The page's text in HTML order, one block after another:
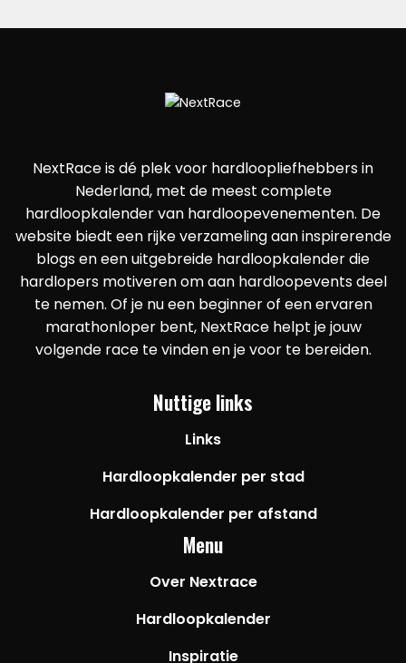
NextRace is dé plek voor hardloopliefhebbers in
Nederland, met de meest complete
hardloopkalender van hardloopevenementen. De
website biedt een rijke verzameling aan inspirerende
blogs en een uitgebreide hardloopkalender die
hardlopers motiveren om aan hardloopevents deel
te nemen. Of je nu een beginner of een ervaren
marathonloper bent, NextRace helpt je jouw
volgende race te vinden en je voor te bereiden.
Nuttige links
Links
Hardloopkalender per stad
Hardloopkalender per afstand
Menu
Over Nextrace
Hardloopkalender
Inspiratie